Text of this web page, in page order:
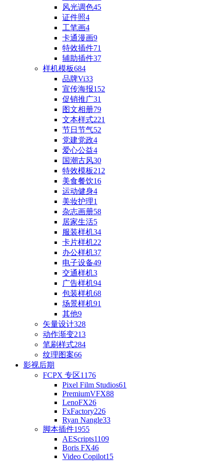
风光调色45
证件照4
工笔画4
卡通漫画9
特效插件71
辅助插件37
样机模板684
品牌Vi33
宣传海报152
促销推广31
图文相册79
文本样式221
节日节气52
党建党政4
爱心公益4
国潮古风30
特效模板212
美食餐饮16
运动健身4
美妆护理1
杂志画册58
居家生活5
服装样机34
卡片样机22
办公样机37
电子设备49
交通样机3
广告样机94
包装样机68
场景样机91
其他9
矢量设计328
动作渐变213
笔刷样式284
纹理图案66
影视后期
FCPX 专区1176
Pixel Film Studios61
PremiumVFX88
LenoFX26
FxFactory226
Ryan Nangle33
脚本插件1955
AEScripts1109
Boris FX46
Video Copilot15